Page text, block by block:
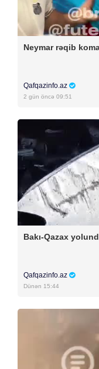
Neymar rəqib
Qafqazinfo.az
2 gün öncə 09:51
Bakı-Qazax
Qafqazinfo.az
Dünən 15:44